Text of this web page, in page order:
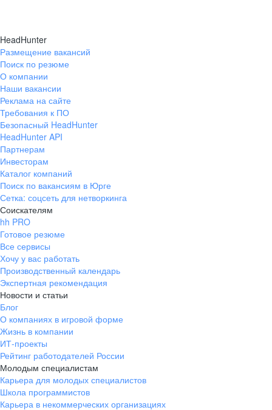
HeadHunter
Размещение вакансий
Поиск по резюме
О компании
Наши вакансии
Реклама на сайте
Требования к ПО
Безопасный HeadHunter
HeadHunter API
Партнерам
Инвесторам
Каталог компаний
Поиск по вакансиям в Юрге
Сетка: соцсеть для нетворкинга
Соискателям
hh PRO
Готовое резюме
Все сервисы
Хочу у вас работать
Производственный календарь
Экспертная рекомендация
Новости и статьи
Блог
О компаниях в игровой форме
Жизнь в компании
ИТ-проекты
Рейтинг работодателей России
Молодым специалистам
Карьера для молодых специалистов
Школа программистов
Карьера в некоммерческих организациях